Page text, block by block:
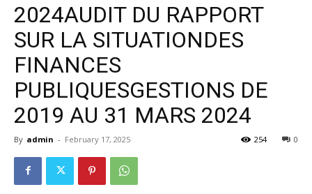
2024AUDIT DU RAPPORT
SUR LA SITUATIONDES
FINANCES
PUBLIQUESGESTIONS DE
2019 AU 31 MARS 2024
By admin - February 17, 2025 0
254